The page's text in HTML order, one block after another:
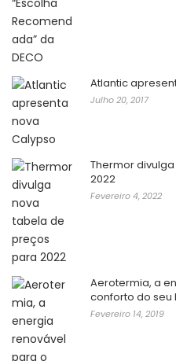
Atlantic
Julho 20, 2017
Thermor
2022
Fevereiro 4, 2022
Aerotermia, a
conforto do seu
Fevereiro 14, 2019